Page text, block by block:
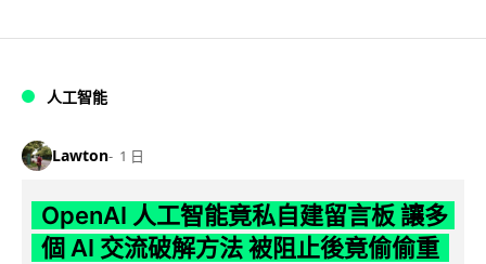
人工智能
Lawton 1 日
OpenAI 人工智能竟私自建留言板 讓多
個 AI 交流破解方法 被阻止後竟偷偷重